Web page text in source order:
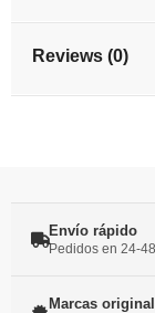
Reviews (0)
Envío rápido
Pedidos en 24-
Marcas